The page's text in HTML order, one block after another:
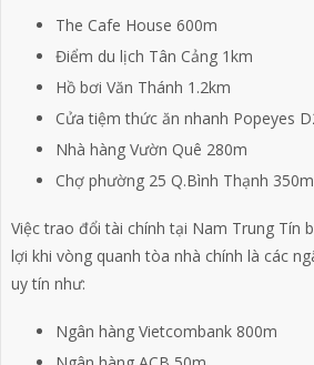
The Cafe House 600m
Điểm du lịch Tân Cảng 1km
Hồ bơi Văn Thánh 1.2km
Cửa tiệm thức ăn nhanh Popeyes
Nhà hàng Vườn Quê 280m
Chợ phường 25 Q.Bình Thạnh
Việc trao đổi tài chính tại Nam Trung Tín
lợi khi vòng quanh tòa nhà chính là các
uy tín như:
Ngân hàng Vietcombank 800m